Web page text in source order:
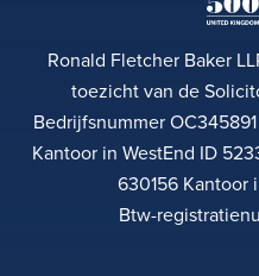
Ronald Fletcher Baker
toezicht van de
Bedrijfsnummer
Kantoor in WestEnd ID
630156 Kantoor
Btw-